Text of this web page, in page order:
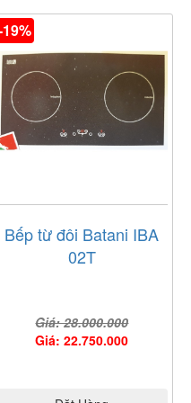
Bếp từ đôi Batani IBA
02T
Giá: 28.000.000
Giá: 22.750.000